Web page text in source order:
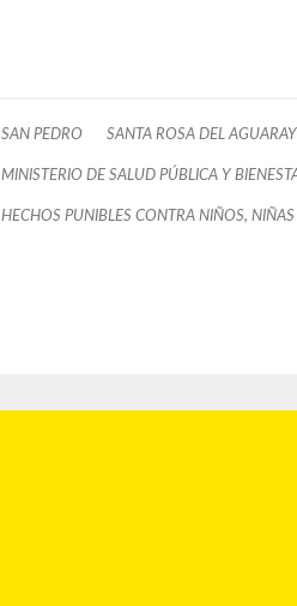
SAN PEDRO SANTA ROSA DEL AGUARAY
MINISTERIO DE SALUD PÚBLICA Y
HECHOS PUNIBLES CONTRA NIÑOS, NIÑAS